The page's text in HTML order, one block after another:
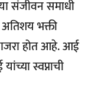
संजीवन समाधी
भक्ती
होत आहे. आई
स्वप्नाची